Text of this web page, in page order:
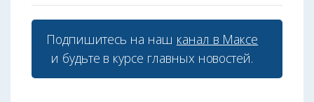
Подпишитесь на наш канал в Максе
и будьте в курсе главных новостей.